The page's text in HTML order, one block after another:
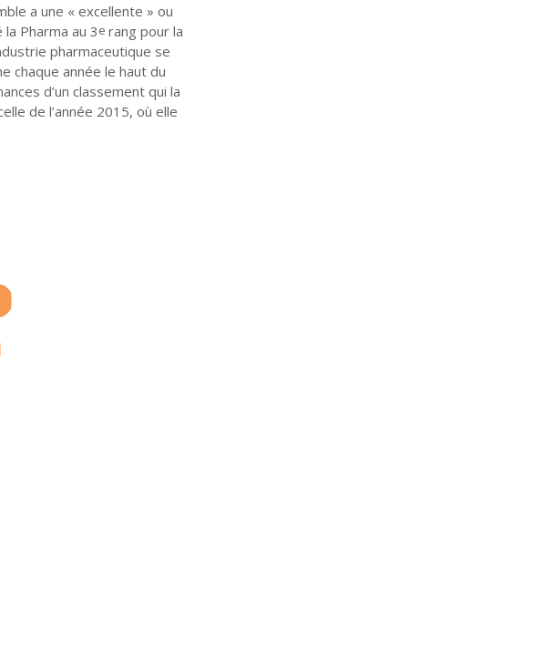
a une « excellente » ou
Pharma au 3e rang pour la
pharmaceutique se
chaque année le haut du
d’un classement qui la
de l’année 2015, où elle